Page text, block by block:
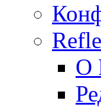
О